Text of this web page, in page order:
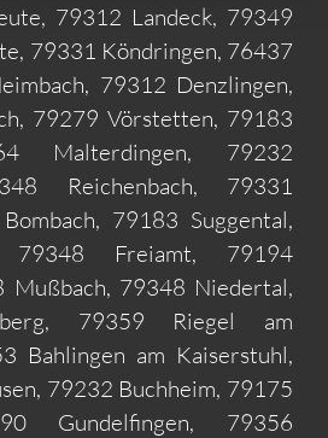
79312 Landeck, 79349
79331 Köndringen, 76437
79312 Denzlingen,
79279 Vörstetten, 79183
Malterdingen, 79232
Reichenbach, 79331
79183 Suggental,
79348 Freiamt, 79194
Mußbach, 79348 Niedertal,
79359 Riegel am
Bahlingen am Kaiserstuhl,
79232 Buchheim, 79175
Gundelfingen, 79356